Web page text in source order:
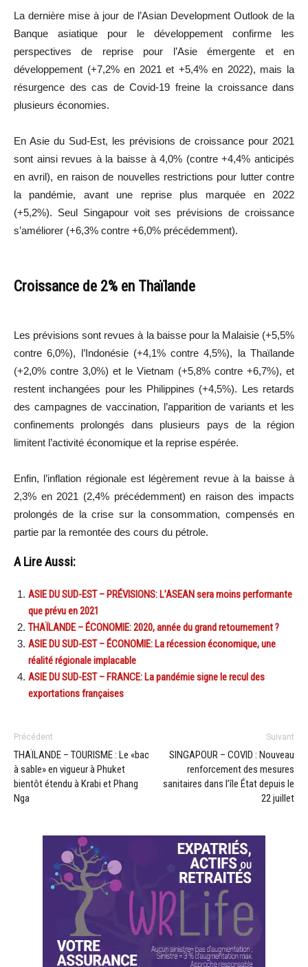
La dernière mise à jour de l’Asian Development Outlook de la
Banque asiatique pour le développement confirme les
perspectives de reprise pour l’Asie émergente et en
développement (+7,2% en 2021 et +5,4% en 2022), mais la
résurgence des cas de Covid-19 freine la croissance dans
plusieurs économies.
En Asie du Sud-Est, les prévisions de croissance pour 2021
sont ainsi revues à la baisse à 4,0% (contre +4,4% anticipés
en avril), en raison de nouvelles restrictions pour lutter contre
la pandémie, avant une reprise plus marquée en 2022
(+5,2%). Seul Singapour voit ses prévisions de croissance
s’améliorer (+6,3% contre +6,0% précédemment).
Croissance de 2% en Thaïlande
Les prévisions sont revues à la baisse pour la Malaisie (+5,5%
contre 6,0%), l’Indonésie (+4,1% contre 4,5%), la Thaïlande
(+2,0% contre 3,0%) et le Vietnam (+5,8% contre +6,7%), et
restent inchangées pour les Philippines (+4,5%). Les retards
des campagnes de vaccination, l’apparition de variants et les
confinements prolongés dans plusieurs pays de la région
limitent l’activité économique et la reprise espérée.
Enfin, l’inflation régionale est légèrement revue à la baisse à
2,3% en 2021 (2,4% précédemment) en raison des impacts
prolongés de la crise sur la consommation, compensés en
partie par la remontée des cours du pétrole.
A Lire Aussi:
ASIE DU SUD-EST – PRÉVISIONS: L’ASEAN sera moins performante
que prévu en 2021
THAÏLANDE – ÉCONOMIE: 2020, année du grand retournement ?
ASIE DU SUD-EST – ÉCONOMIE: La récession économique, une
réalité régionale implacable
ASIE DU SUD-EST – FRANCE: La pandémie signe le recul des
exportations françaises
Précédent
THAÏLANDE – TOURISME : Le «bac
à sable» en vigueur à Phuket
bientôt étendu à Krabi et Phang
Nga
Suivant
SINGAPOUR – COVID : Nouveau
renforcement des mesures
sanitaires dans l’île État depuis le
22 juillet